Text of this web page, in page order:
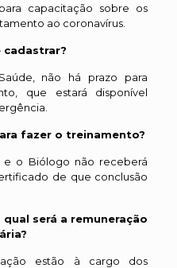
para capacitação sobre os
ao coronavírus.
cadastrar?
não há prazo para
que estará disponível
fazer o treinamento?
o Biólogo não receberá
de que conclusão
será a remuneração
estão à cargo dos